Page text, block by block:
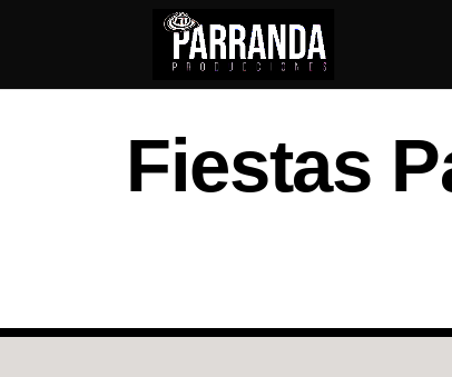
Fiestas